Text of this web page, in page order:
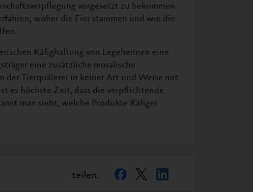
vorgesetzt zu bekommen.
woher die Eier stammen und wie die
Käfighaltung von Legehennen eine
eine zusätzliche moralische
der Tierquälerei in keiner Art und Weise mit
es höchste Zeit, dass die verpflichtende
man sieht, welche Produkte Käfigei
teilen: